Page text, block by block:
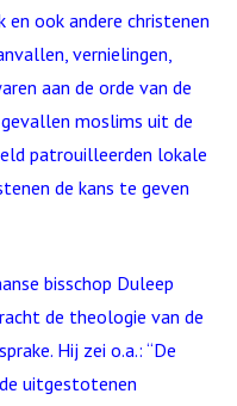
en ook andere christenen
vernielingen,
aan de orde van de
moslims uit de
patrouilleerden lokale
de kans te geven
bisschop Duleep
de theologie van de
Hij zei o.a.: “De
uitgestotenen